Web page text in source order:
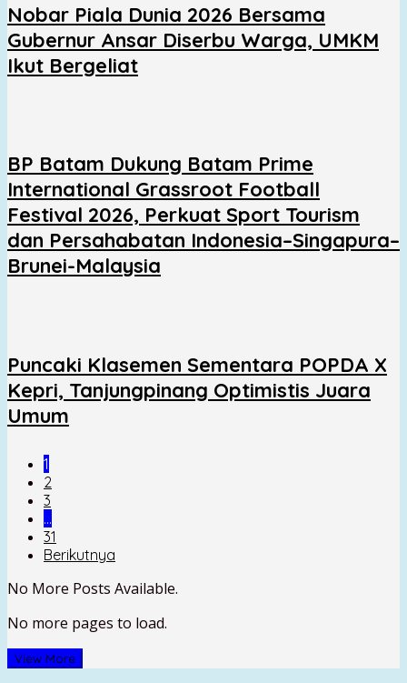
Nobar Piala Dunia 2026 Bersama
Gubernur Ansar Diserbu Warga, UMKM
Ikut Bergeliat
BP Batam Dukung Batam Prime
International Grassroot Football
Festival 2026, Perkuat Sport Tourism
dan Persahabatan Indonesia–Singapura–
Brunei-Malaysia
Puncaki Klasemen Sementara POPDA X
Kepri, Tanjungpinang Optimistis Juara
Umum
1
2
3
…
31
Berikutnya
No More Posts Available.
No more pages to load.
View More